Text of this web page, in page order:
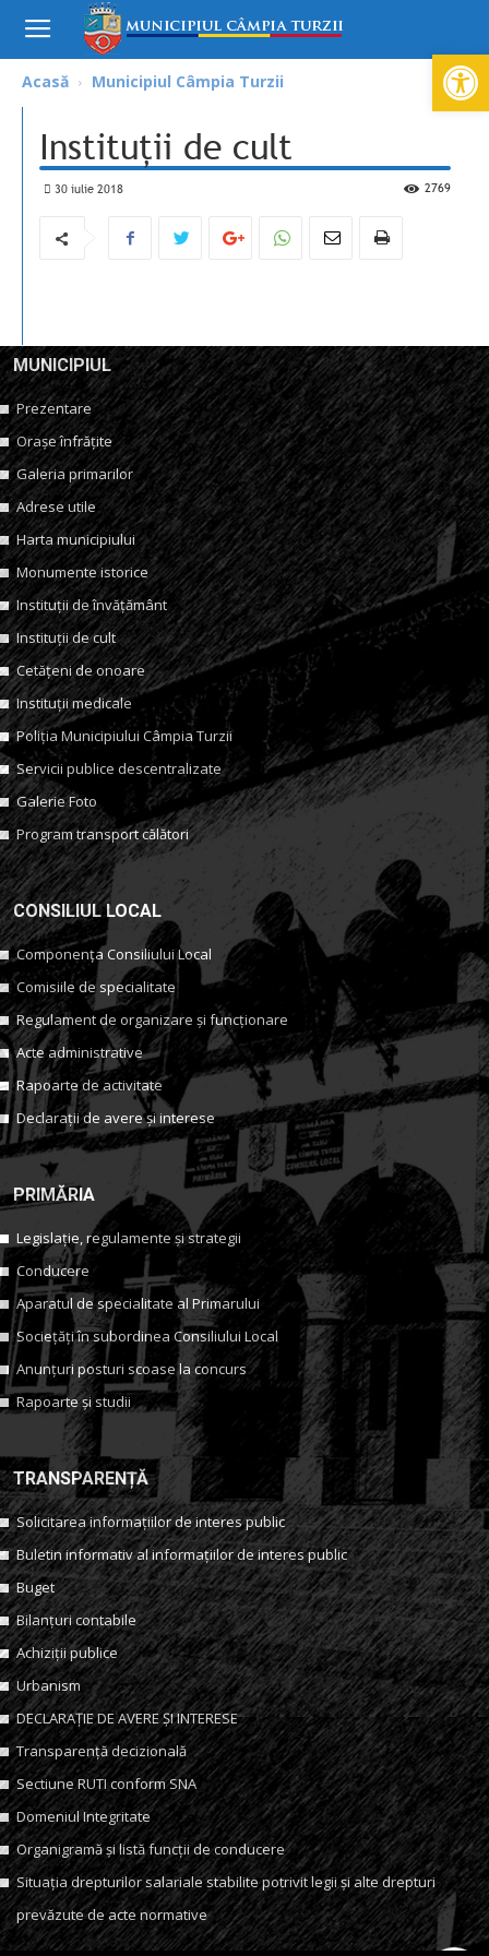
Acasă Municipiul Câmpia Turzii
Instituții de cult
30 iulie 2018 2769
MUNICIPIUL
Prezentare
Orașe înfrățite
Galeria primarilor
Adrese utile
Harta municipiului
Monumente istorice
Instituții de învățământ
Instituții de cult
Cetățeni de onoare
Instituții medicale
Poliția Municipiului Câmpia Turzii
Servicii publice descentralizate
Galerie Foto
Program transport călători
CONSILIUL LOCAL
Componența Consiliului Local
Comisiile de specialitate
Regulament de organizare și funcționare
Acte administrative
Rapoarte de activitate
Declarații de avere și interese
PRIMĂRIA
Legislație, regulamente și strategii
Conducere
Aparatul de specialitate al Primarului
Sociețăți în subordinea Consiliului Local
Anunțuri posturi scoase la concurs
Rapoarte și studii
TRANSPARENȚĂ
Solicitarea informațiilor de interes public
Buletin informativ al informațiilor de interes public
Buget
Bilanțuri contabile
Achiziții publice
Urbanism
DECLARAȚIE DE AVERE ȘI INTERESE
Transparență decizională
Sectiune RUTI conform SNA
Domeniul Integritate
Organigramă și listă funcții de conducere
Situația drepturilor salariale stabilite potrivit legii și alte drepturi
prevăzute de acte normative